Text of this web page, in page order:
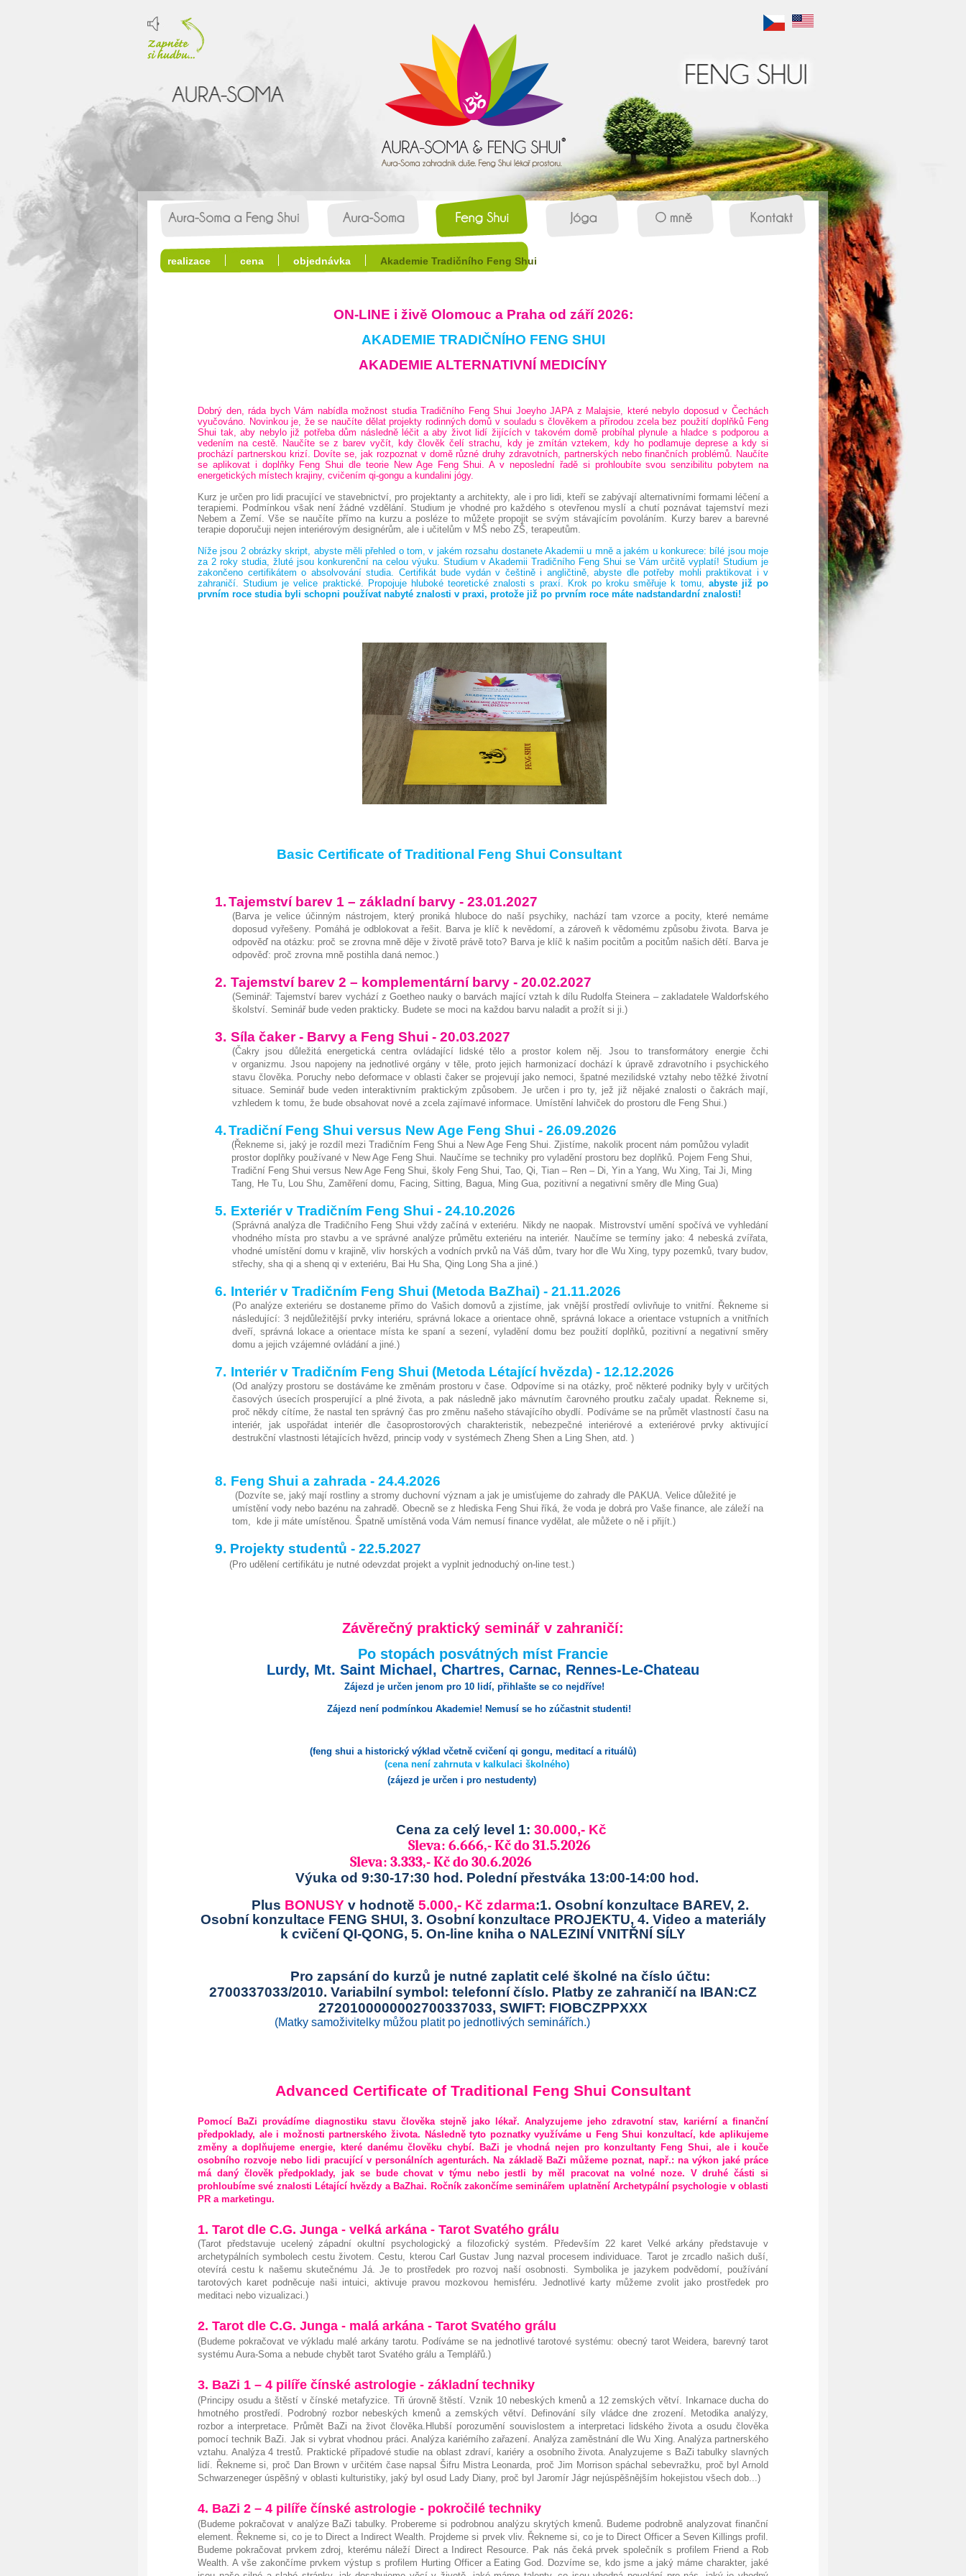
realizace cena objednávka Akademie Tradičního Feng Shui
ON-LINE i živě Olomouc a Praha od září 2026:
AKADEMIE TRADIČNÍHO FENG SHUI
AKADEMIE ALTERNATIVNÍ MEDICÍNY
Dobrý den, ráda bych Vám nabídla možnost studia Tradičního Feng Shui Joeyho JAPA z Malajsie, které nebylo doposud v Čechách
vyučováno. Novinkou je, že se naučíte dělat projekty rodinných domů v souladu s člověkem a přírodou zcela bez použití doplňků Feng
Shui tak, aby nebylo již potřeba dům následně léčit a aby život lidí žijících v takovém domě probíhal plynule a hladce s podporou a
vedením na cestě. Naučíte se z barev vyčít, kdy člověk čelí strachu, kdy je zmítán vztekem, kdy ho podlamuje deprese a kdy si
prochází partnerskou krizí. Dovíte se, jak rozpoznat v domě různé druhy zdravotních, partnerských nebo finančních problémů. Naučíte
se aplikovat i doplňky Feng Shui dle teorie New Age Feng Shui. A v neposlední řadě si prohloubíte svou senzibilitu pobytem na
energetických místech krajiny, cvičením qi-gongu a kundalini jógy.
Kurz je určen pro lidi pracující ve stavebnictví, pro projektanty a architekty, ale i pro lidi, kteří se zabývají alternativními formami léčení a
terapiemi. Podmínkou však není žádné vzdělání. Studium je vhodné pro každého s otevřenou myslí a chutí poznávat tajemství mezi
Nebem a Zemí. Vše se naučíte přímo na kurzu a posléze to můžete propojit se svým stávajícím povoláním. Kurzy barev a barevné
terapie doporučuji nejen interiérovým designérům, ale i učitelům v MŠ nebo ZŠ, terapeutům.
Níže jsou 2 obrázky skript, abyste měli přehled o tom, v jakém rozsahu dostanete Akademii u mně a jakém u konkurece: bílé jsou moje
za 2 roky studia, žluté jsou konkurenční na celou výuku. Studium v Akademii Tradičního Feng Shui se Vám určitě vyplatí! Studium je
zakončeno certifikátem o absolvování studia. Certifikát bude vydán v češtině i angličtině, abyste dle potřeby mohli praktikovat i v
zahraničí. Studium je velice praktické. Propojuje hluboké teoretické znalosti s praxí. Krok po kroku směřuje k tomu, abyste již po
prvním roce studia byli schopni používat nabyté znalosti v praxi, protože již po prvním roce máte nadstandardní znalosti!
Basic Certificate of Traditional Feng Shui Consultant
1.Tajemství barev 1 – základní barvy - 23.01.2027
(Barva je velice účinným nástrojem, který proniká hluboce do naší psychiky, nachází tam vzorce a pocity, které nemáme
doposud vyřešeny. Pomáhá je odblokovat a řešit. Barva je klíč k nevědomí, a zároveň k vědomému způsobu života. Barva je
odpověď na otázku: proč se zrovna mně děje v životě právě toto? Barva je klíč k našim pocitům a pocitům našich dětí. Barva je
odpověď: proč zrovna mně postihla daná nemoc.)
2. Tajemství barev 2 – komplementární barvy - 20.02.2027
(Seminář: Tajemství barev vychází z Goetheo nauky o barvách mající vztah k dílu Rudolfa Steinera – zakladatele Waldorfského
školství. Seminář bude veden prakticky. Budete se moci na každou barvu naladit a prožít si ji.)
3. Síla čaker - Barvy a Feng Shui - 20.03.2027
(Čakry jsou důležitá energetická centra ovládající lidské tělo a prostor kolem něj. Jsou to transformátory energie čchi
v organizmu. Jsou napojeny na jednotlivé orgány v těle, proto jejich harmonizací dochází k úpravě zdravotního i psychického
stavu člověka. Poruchy nebo deformace v oblasti čaker se projevují jako nemoci, špatné mezilidské vztahy nebo těžké životní
situace. Seminář bude veden interaktivním praktickým způsobem. Je určen i pro ty, jež již nějaké znalosti o čakrách mají,
vzhledem k tomu, že bude obsahovat nové a zcela zajímavé informace. Umístění lahviček do prostoru dle Feng Shui.)
4.Tradiční Feng Shui versus New Age Feng Shui - 26.09.2026
(Řekneme si, jaký je rozdíl mezi Tradičním Feng Shui a New Age Feng Shui. Zjistíme, nakolik procent nám pomůžou vyladit
prostor doplňky používané v New Age Feng Shui. Naučíme se techniky pro vyladění prostoru bez doplňků. Pojem Feng Shui,
Tradiční Feng Shui versus New Age Feng Shui, školy Feng Shui, Tao, Qi, Tian – Ren – Di, Yin a Yang, Wu Xing, Tai Ji, Ming
Tang, He Tu, Lou Shu, Zaměření domu, Facing, Sitting, Bagua, Ming Gua, pozitivní a negativní směry dle Ming Gua)
5. Exteriér v Tradičním Feng Shui - 24.10.2026
(Správná analýza dle Tradičního Feng Shui vždy začíná v exteriéru. Nikdy ne naopak. Mistrovství umění spočívá ve vyhledání
vhodného místa pro stavbu a ve správné analýze průmětu exteriéru na interiér. Naučíme se termíny jako: 4 nebeská zvířata,
vhodné umístění domu v krajině, vliv horských a vodních prvků na Váš dům, tvary hor dle Wu Xing, typy pozemků, tvary budov,
střechy, sha qi a shenq qi v exteriéru, Bai Hu Sha, Qing Long Sha a jiné.)
6. Interiér v Tradičním Feng Shui (Metoda BaZhai) - 21.11.2026
(Po analýze exteriéru se dostaneme přímo do Vašich domovů a zjistíme, jak vnější prostředí ovlivňuje to vnitřní. Řekneme si
následující: 3 nejdůležitější prvky interiéru, správná lokace a orientace ohně, správná lokace a orientace vstupních a vnitřních
dveří, správná lokace a orientace místa ke spaní a sezení, vyladění domu bez použití doplňků, pozitivní a negativní směry
domu a jejich vzájemné ovládání a jiné.)
7. Interiér v Tradičním Feng Shui (Metoda Létající hvězda) - 12.12.2026
(Od analýzy prostoru se dostáváme ke změnám prostoru v čase. Odpovíme si na otázky, proč některé podniky byly v určitých
časových úsecích prosperující a plné života, a pak následně jako mávnutím čarovného proutku začaly upadat. Řekneme si,
proč někdy cítíme, že nastal ten správný čas pro změnu našeho stávajícího obydlí. Podíváme se na průmět vlastností času na
interiér, jak uspořádat interiér dle časoprostorových charakteristik, nebezpečné interiérové a exteriérové prvky aktivující
destrukční vlastnosti létajících hvězd, princip vody v systémech Zheng Shen a Ling Shen, atd. )
8. Feng Shui a zahrada - 24.4.2026
(Dozvíte se, jaký mají rostliny a stromy duchovní význam a jak je umisťujeme do zahrady dle PAKUA. Velice důležité je
umístění vody nebo bazénu na zahradě. Obecně se z hlediska Feng Shui říká, že voda je dobrá pro Vaše finance, ale záleží na
tom, kde ji máte umístěnou. Špatně umístěná voda Vám nemusí finance vydělat, ale můžete o ně i přijít.)
9. Projekty studentů - 22.5.2027
(Pro udělení certifikátu je nutné odevzdat projekt a vyplnit jednoduchý on-line test.)
Závěrečný praktický seminář v zahraničí:
Po stopách posvátných míst Francie
Lurdy, Mt. Saint Michael, Chartres, Carnac, Rennes-Le-Chateau
Zájezd je určen jenom pro 10 lidí, přihlašte se co nejdříve!
Zájezd není podmínkou Akademie! Nemusí se ho zúčastnit studenti!
(feng shui a historický výklad včetně cvičení qi gongu, meditací a rituálů)
(cena není zahrnuta v kalkulaci školného)
(zájezd je určen i pro nestudenty)
Cena za celý level 1:30.000,- Kč
Sleva: 6.666,- Kč do 31.5.2026
Sleva: 3.333,- Kč do 30.6.2026
Výuka od 9:30-17:30 hod. Polední přestváka 13:00-14:00 hod.
Plus BONUSYv hodnotě 5.000,- Kč zdarma:1. Osobní konzultace BAREV, 2.
Osobní konzultace FENG SHUI, 3. Osobní konzultace PROJEKTU, 4. Video a materiály
k cvičení QI-QONG, 5. On-line kniha o NALEZINÍ VNITŘNÍ SÍLY
Pro zapsání do kurzů je nutné zaplatit celé školné na číslo účtu:
2700337033/2010. Variabilní symbol: telefonní číslo. Platby ze zahraničí na IBAN:CZ
2720100000002700337033, SWIFT: FIOBCZPPXXX
(Matky samoživitelky můžou platit po jednotlivých seminářích.)
Advanced Certificate of Traditional Feng Shui Consultant
Pomocí BaZi provádíme diagnostiku stavu člověka stejně jako lékař. Analyzujeme jeho zdravotní stav, kariérní a finanční
předpoklady, ale i možnosti partnerského života. Následně tyto poznatky využíváme u Feng Shui konzultací, kde aplikujeme
změny a doplňujeme energie, které danému člověku chybí. BaZi je vhodná nejen pro konzultanty Feng Shui, ale i kouče
osobního rozvoje nebo lidi pracující v personálních agenturách. Na základě BaZi můžeme poznat, např.: na výkon jaké práce
má daný člověk předpoklady, jak se bude chovat v týmu nebo jestli by měl pracovat na volné noze. V druhé části si
prohloubíme své znalosti Létající hvězdy a BaZhai. Ročník zakončíme seminářem uplatnění Archetypální psychologie v oblasti
PR a marketingu.
1. Tarot dle C.G. Junga - velká arkána - Tarot Svatého grálu
(Tarot představuje ucelený západní okultní psychologický a filozofický systém. Především 22 karet Velké arkány představuje v
archetypálních symbolech cestu životem. Cestu, kterou Carl Gustav Jung nazval procesem individuace. Tarot je zrcadlo našich duší,
otevírá cestu k našemu skutečnému Já. Je to prostředek pro rozvoj naší osobnosti. Symbolika je jazykem podvědomí, používání
tarotových karet podněcuje naši intuici, aktivuje pravou mozkovou hemisféru. Jednotlivé karty můžeme zvolit jako prostředek pro
meditaci nebo vizualizaci.)
2. Tarot dle C.G. Junga - malá arkána - Tarot Svatého grálu
(Budeme pokračovat ve výkladu malé arkány tarotu. Podíváme se na jednotlivé tarotové systému: obecný tarot Weidera, barevný tarot
systému Aura-Soma a nebude chybět tarot Svatého grálu a Templářů.)
3. BaZi 1 – 4 pilíře čínské astrologie - základní techniky
(Principy osudu a štěstí v čínské metafyzice. Tři úrovně štěstí. Vznik 10 nebeských kmenů a 12 zemských větví. Inkarnace ducha do
hmotného prostředí. Podrobný rozbor nebeských kmenů a zemských větví. Definování síly vládce dne zrození. Metodika analýzy,
rozbor a interpretace. Průmět BaZi na život člověka.Hlubší porozumění souvislostem a interpretaci lidského života a osudu člověka
pomocí technik BaZi. Jak si vybrat vhodnou práci. Analýza kariérního zařazení. Analýza zaměstnání dle Wu Xing. Analýza partnerského
vztahu. Analýza 4 trestů. Praktické případové studie na oblast zdraví, kariéry a osobního života. Analyzujeme s BaZi tabulky slavných
lidí. Řekneme si, proč Dan Brown v určitém čase napsal Šifru Mistra Leonarda, proč Jim Morrison spáchal sebevražku, proč byl Arnold
Schwarzeneger úspěšný v oblasti kulturistiky, jaký byl osud Lady Diany, proč byl Jaromír Jágr nejúspěšnějším hokejistou všech dob...)
4. BaZi 2 – 4 pilíře čínské astrologie - pokročilé techniky
(Budeme pokračovat v analýze BaZi tabulky. Probereme si podrobnou analýzu skrytých kmenů. Budeme podrobně analyzovat finanční
element. Řekneme si, co je to Direct a Indirect Wealth. Projdeme si prvek vliv. Řekneme si, co je to Direct Officer a Seven Killings profil.
Budeme pokračovat prvkem zdroj, kterému náleží Direct a Indirect Resource. Pak nás čeká prvek společník s profilem Friend a Rob
Wealth. A vše zakončíme prvkem výstup s profilem Hurting Officer a Eating God. Dozvíme se, kdo jsme a jaký máme charakter, jaké